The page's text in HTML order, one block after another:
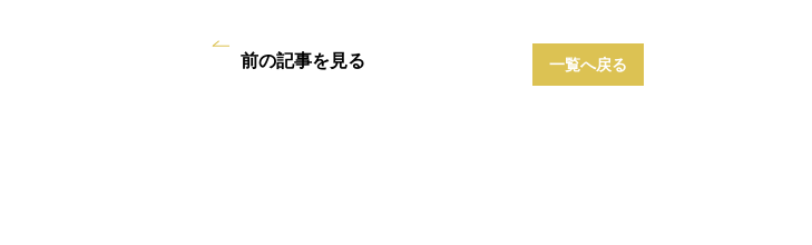
前の記事を見る 一覧へ戻る